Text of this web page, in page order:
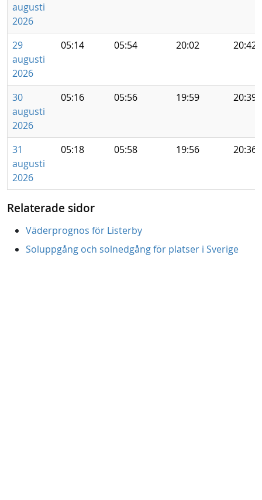
augusti
2026
29
augusti
2026
05:14 05:54 20:02 20:42
30
augusti
2026
05:16 05:56 19:59 20:39
31
augusti
2026
05:18 05:58 19:56 20:36
Relaterade sidor
Väderprognos för Listerby
Soluppgång och solnedgång för platser i Sverige